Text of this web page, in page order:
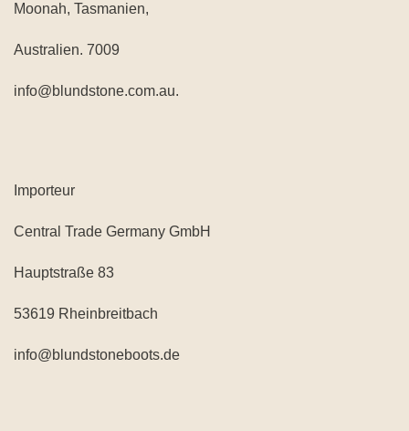
Moonah, Tasmanien,
Australien. 7009
info@blundstone.com.au.
Importeur
Central Trade Germany GmbH
Hauptstraße 83
53619 Rheinbreitbach
info@blundstoneboots.de